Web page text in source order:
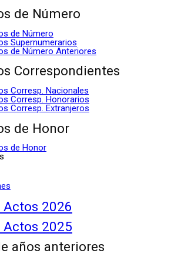
de Número
de Número
Supernumerarios
de Número Anteriores
Correspondientes
Corresp. Nacionales
Corresp. Honorarios
Corresp. Extranjeros
de Honor
de Honor
Actos 2026
Actos 2025
años anteriores